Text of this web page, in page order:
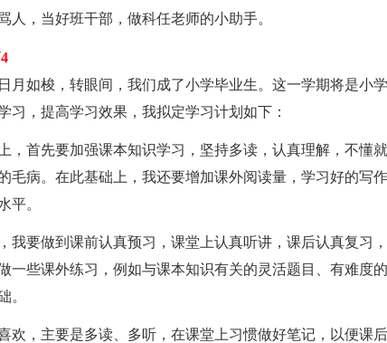
人，当好班干部，做科任老师的小助手。
如梭，转眼间，我们成了小学毕业生。这一学期将是小
习，提高学习效果，我拟定学习计划如下：
首先要加强课本知识学习，坚持多读，认真理解，不懂就
毛病。在此基础上，我还要增加课外阅读量，学习好的写
平。
要做到课前认真预习，课堂上认真听讲，课后认真复习
一些课外练习，例如与课本知识有关的灵活题目、有难度
。
，主要是多读、多听，在课堂上习惯做好笔记，以便课后